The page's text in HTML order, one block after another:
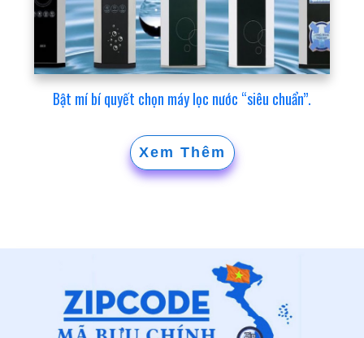
Bật mí bí quyết chọn máy lọc nước “siêu chuẩn”.
Xem Thêm